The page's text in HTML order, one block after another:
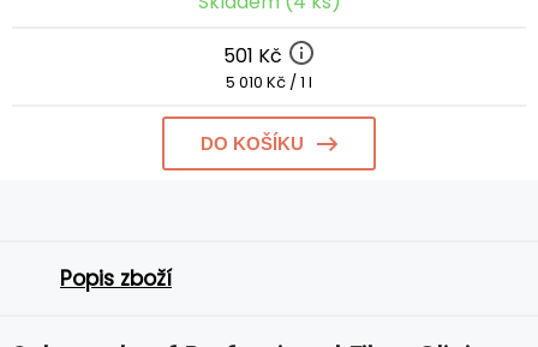
501 Kč
5 010 Kč / 1 l
DO KOŠÍKU
Popis zboží